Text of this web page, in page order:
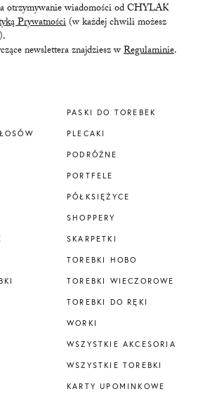
PASKI DO TOREBEK
PLECAKI
PODRÓŻNE
PORTFELE
PÓŁKSIĘŻYCE
SHOPPERY
SKARPETKI
TOREBKI HOBO
TOREBKI WIECZOROWE
TOREBKI DO RĘKI
WORKI
WSZYSTKIE AKCESORIA
WSZYSTKIE TOREBKI
KARTY UPOMINKOWE
otrzymywanie wiadomości od CHYLAK
Prywatności(w każdej chwili możesz
newslettera znajdziesz wRegulaminie.